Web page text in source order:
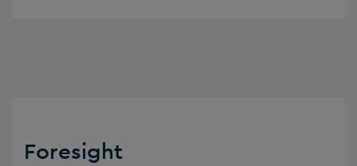
Foresight